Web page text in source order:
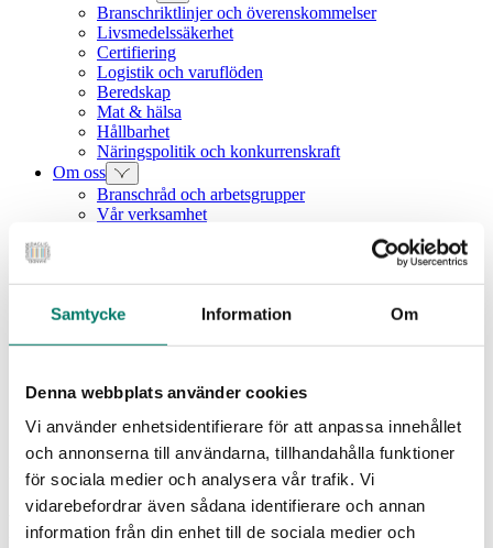
Samtycke Information Om
Denna webbplats använder cookies
Vi använder enhetsidentifierare för att anpassa innehållet
och annonserna till användarna, tillhandahålla funktioner
för sociala medier och analysera vår trafik. Vi
vidarebefordrar även sådana identifierare och annan
information från din enhet till de sociala medier och
Branschriktlinjer och överenskommelser
Livsmedelssäkerhet
Certifiering
Logistik och varuflöden
Beredskap
Mat & hälsa
Hållbarhet
Näringspolitik och konkurrenskraft
Om oss
Branschråd och arbetsgrupper
Vår verksamhet
Årets dagligvara
Utbildningar
Moms på livsmedel
Nyhet
Remissvar lämnat – vi vill se en